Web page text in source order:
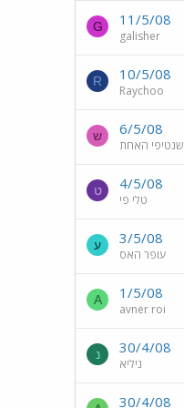
11/5/08
galisher
G
10/5/08
Raychoo
R
6/5/08
שנטיפי האחת
ש
4/5/08
טלי פי
ט
3/5/08
עופר האס
ע
1/5/08
avner roi
A
30/4/08
ניליא
נ
30/4/08